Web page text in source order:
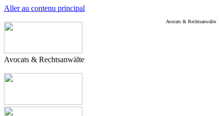
Aller au contenu principal
Avocats & Rechtsanwälte
Avocats & Rechtsanwälte